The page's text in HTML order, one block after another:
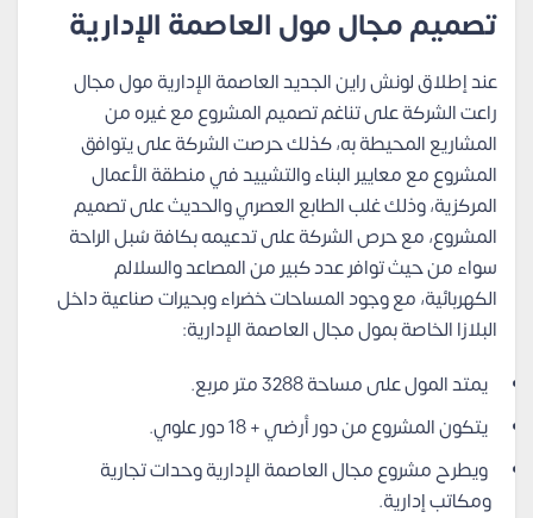
تصميم مجال مول العاصمة الإدارية
عند إطلاق لونش راين الجديد العاصمة الإدارية مول مجال
راعت الشركة على تناغم تصميم المشروع مع غيره من
المشاريع المحيطة به، كذلك حرصت الشركة على يتوافق
المشروع مع معايير البناء والتشييد في منطقة الأعمال
المركزية، وذلك غلب الطابع العصري والحديث على تصميم
المشروع، مع حرص الشركة على تدعيمه بكافة سُبل الراحة
سواء من حيث توافر عدد كبير من المصاعد والسلالم
الكهربائية، مع وجود المساحات خضراء وبحيرات صناعية داخل
البلازا الخاصة بمول مجال العاصمة الإدارية:
يمتد المول على مساحة 3288 متر مربع.
يتكون المشروع من دور أرضي + 18 دور علوي.
ويطرح مشروع مجال العاصمة الإدارية وحدات تجارية
ومكاتب إدارية.